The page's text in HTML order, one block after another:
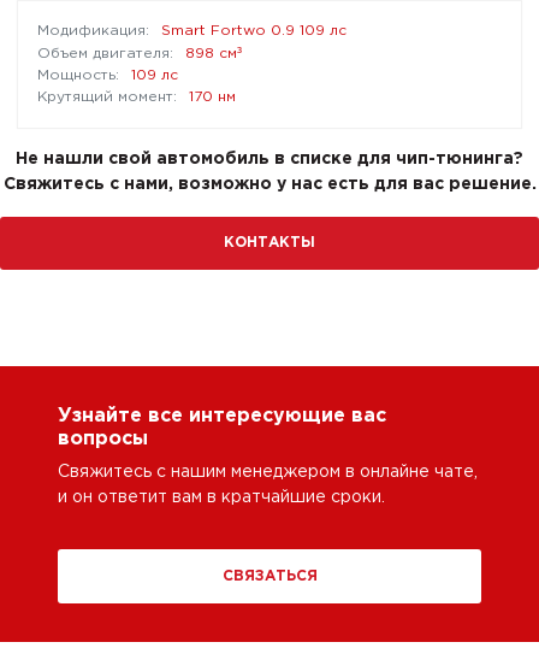
Smart Fortwo 0.9 109 лс
898 см³
109 лс
170 нм
Не нашли свой автомобиль в списке для чип-тюнинга?
Свяжитесь с нами, возможно у нас есть для вас решение.
КОНТАКТЫ
Узнайте все интересующие вас
вопросы
Свяжитесь с нашим менеджером в онлайне чате,
и он ответит вам в кратчайшие сроки.
СВЯЗАТЬСЯ